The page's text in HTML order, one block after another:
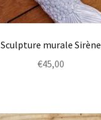
Sculpture murale Sirène
€45,00